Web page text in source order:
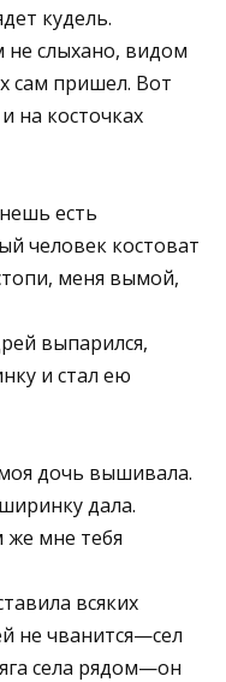
кудель.
не слыхано, видом
сам пришел. Вот
на косточках
есть
человек костоват
меня вымой,
выпарился,
и стал ею
дочь вышивала.
дала.
мне тебя
всяких
не чванится—сел
села рядом—он